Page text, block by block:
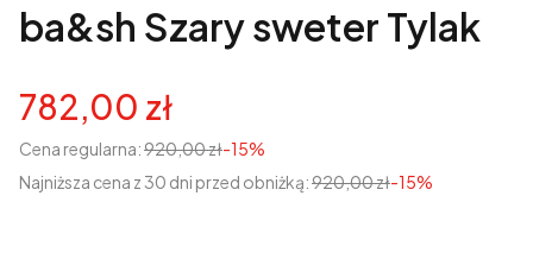
ba&sh Szary sweter Tylak
782,00 zł
Cena regularna:920,00 zł-15%
Najniższa cena z 30 dni przed obniżką:920,00 zł-15%